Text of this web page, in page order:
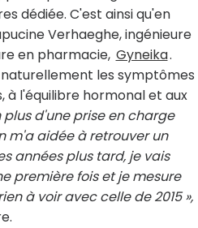
dédiée. C'est ainsi qu'en
Verhaeghe, ingénieure
en pharmacie, Gyneika.
les symptômes
à l'équilibre hormonal et aux
plus d'une prise en charge
m'a aidée à retrouver un
années plus tard, je vais
première fois et je mesure
à voir avec celle de 2015 »,